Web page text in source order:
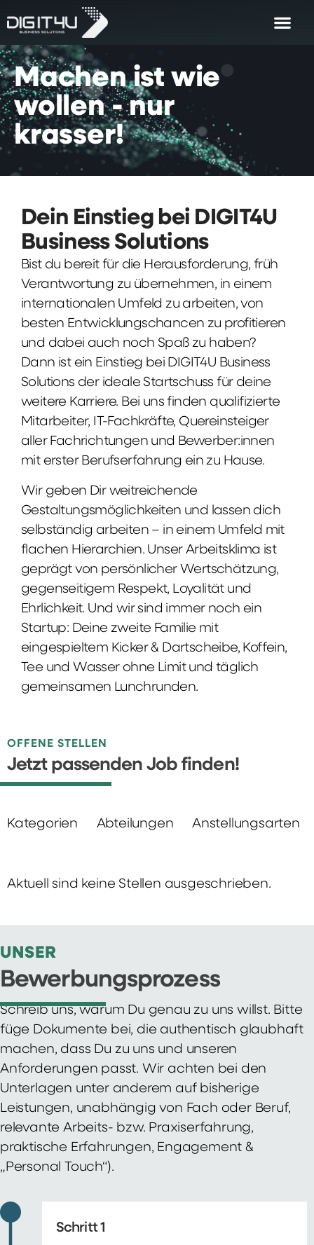
Machen ist wie
wollen - nur
krasser!
Dein Einstieg bei DIGIT4U
Business Solutions
Bist du bereit für die Herausforderung, früh
Verantwortung zu übernehmen, in einem
internationalen Umfeld zu arbeiten, von
besten Entwicklungschancen zu profitieren
und dabei auch noch Spaß zu haben?
Dann ist ein Einstieg bei DIGIT4U Business
Solutions der ideale Startschuss für deine
weitere Karriere. Bei uns finden qualifizierte
Mitarbeiter, IT-Fachkräfte, Quereinsteiger
aller Fachrichtungen und Bewerber:innen
mit erster Berufserfahrung ein zu Hause.
Wir geben Dir weitreichende
Gestaltungsmöglichkeiten und lassen dich
selbständig arbeiten – in einem Umfeld mit
flachen Hierarchien. Unser Arbeitsklima ist
geprägt von persönlicher Wertschätzung,
gegenseitigem Respekt, Loyalität und
Ehrlichkeit. Und wir sind immer noch ein
Startup: Deine zweite Familie mit
eingespieltem Kicker & Dartscheibe, Koffein,
Tee und Wasser ohne Limit und täglich
gemeinsamen Lunchrunden.
OFFENE STELLEN
Jetzt passenden Job finden!
Kategorien Abteilungen Anstellungsarten
Aktuell sind keine Stellen ausgeschrieben.
UNSER
Bewerbungsprozess
Schreib uns, warum Du genau zu uns willst. Bitte
füge Dokumente bei, die authentisch glaubhaft
machen, dass Du zu uns und unseren
Anforderungen passt. Wir achten bei den
Unterlagen unter anderem auf bisherige
Leistungen, unabhängig von Fach oder Beruf,
relevante Arbeits- bzw. Praxiserfahrung,
praktische Erfahrungen, Engagement &
„Personal Touch“).
Schritt 1